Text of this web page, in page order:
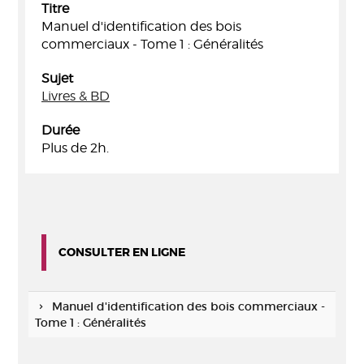
Titre
Manuel d'identification des bois
commerciaux - Tome 1 : Généralités
Sujet
Livres & BD
Durée
Plus de 2h.
CONSULTER EN LIGNE
Manuel d'identification des bois commerciaux -
Tome 1 : Généralités